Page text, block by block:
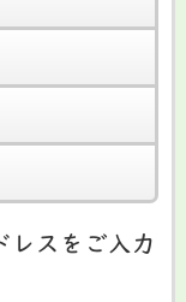
レスをご入力